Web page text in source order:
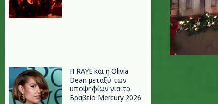
Η RAYE και η Olivia
Dean μεταξύ των
υποψηφίων για το
Βραβείο Mercury 2026